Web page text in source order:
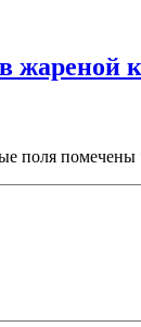
жареной
поля помечены